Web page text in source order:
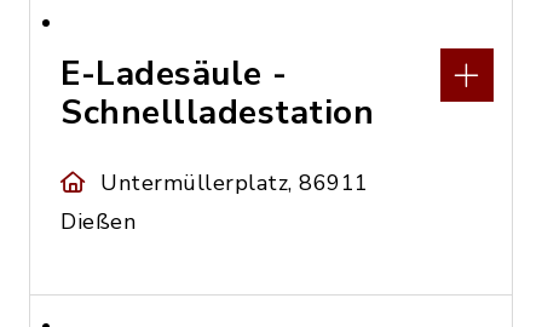
E-Ladesäule -
Schnellladestation
Untermüllerplatz, 86911
Dießen